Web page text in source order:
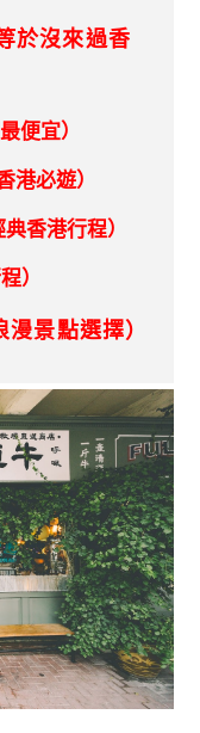
於沒來過香
便宜）
港必遊）
典香港行程）
）
漫景點選擇）